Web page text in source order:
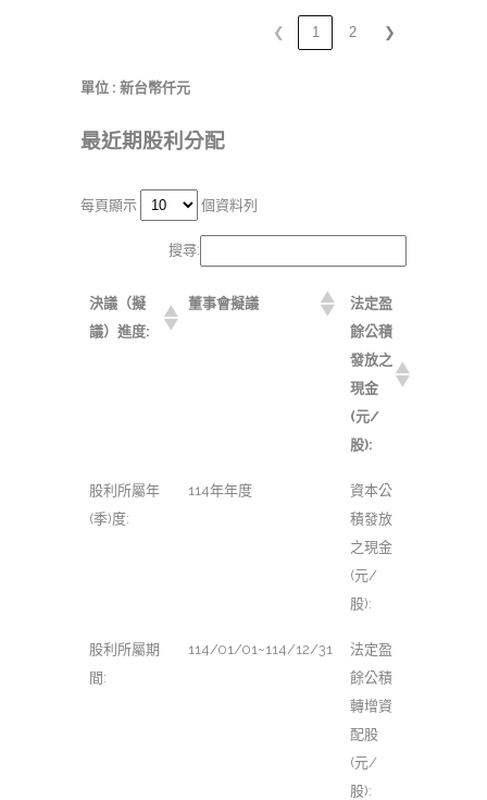
❮ 1 2 ❯
單位 : 新台幣仟元
最近期股利分配
每頁顯示 個資料列
搜尋:
決議（擬
議）進度:
董事會擬議
法定盈
餘公積
發放之
現金
(元/
股):
股利所屬年
(季)度:
114年年度
資本公
積發放
之現金
(元/
股):
股利所屬期
間:
114/01/01~114/12/31
法定盈
餘公積
轉增資
配股
(元/
股):